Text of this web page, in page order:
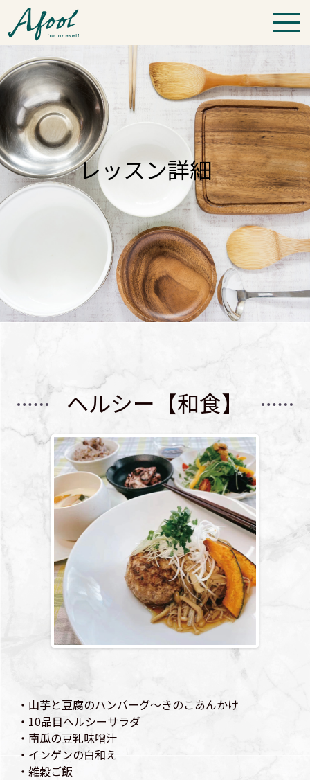
レッスン詳細
ヘルシー【和食】
・山芋と豆腐のハンバーグ〜きのこあんかけ
・10品目ヘルシーサラダ
・南瓜の豆乳味噌汁
・インゲンの白和え
・雑穀ご飯